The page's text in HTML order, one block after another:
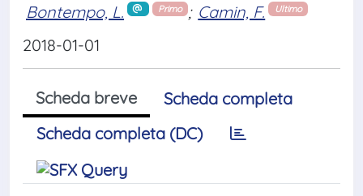
Bontempo, L. Primo ; Camin, F. Ultimo
2018-01-01
Scheda breve
Scheda completa
Scheda completa (DC)